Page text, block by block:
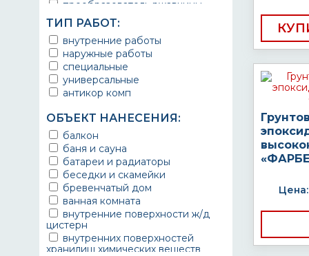
преобразователь ржавчины
эмаль
Краска
Покрытие
грунт эмаль
защитное покрытие
ТИП РАБОТ:
внутренние работы
наружные работы
специальные
универсальные
антикор комп
ОБЪЕКТ НАНЕСЕНИЯ:
балкон
баня и сауна
батареи и радиаторы
беседки и скамейки
бревенчатый дом
ванная комната
внутренние поверхности ж/д
цистерн
внутренних поверхностей
хранилищ химических веществ
Цена: